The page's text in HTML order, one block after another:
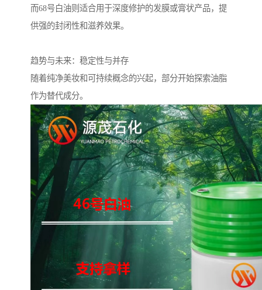
而68号白油则适合用于深度修护的发膜或膏状产品，提
供强的封闭性和滋养效果。
趋势与未来：稳定性与并存
随着纯净美妆和可持续概念的兴起，部分开始探索油脂
作为替代成分。